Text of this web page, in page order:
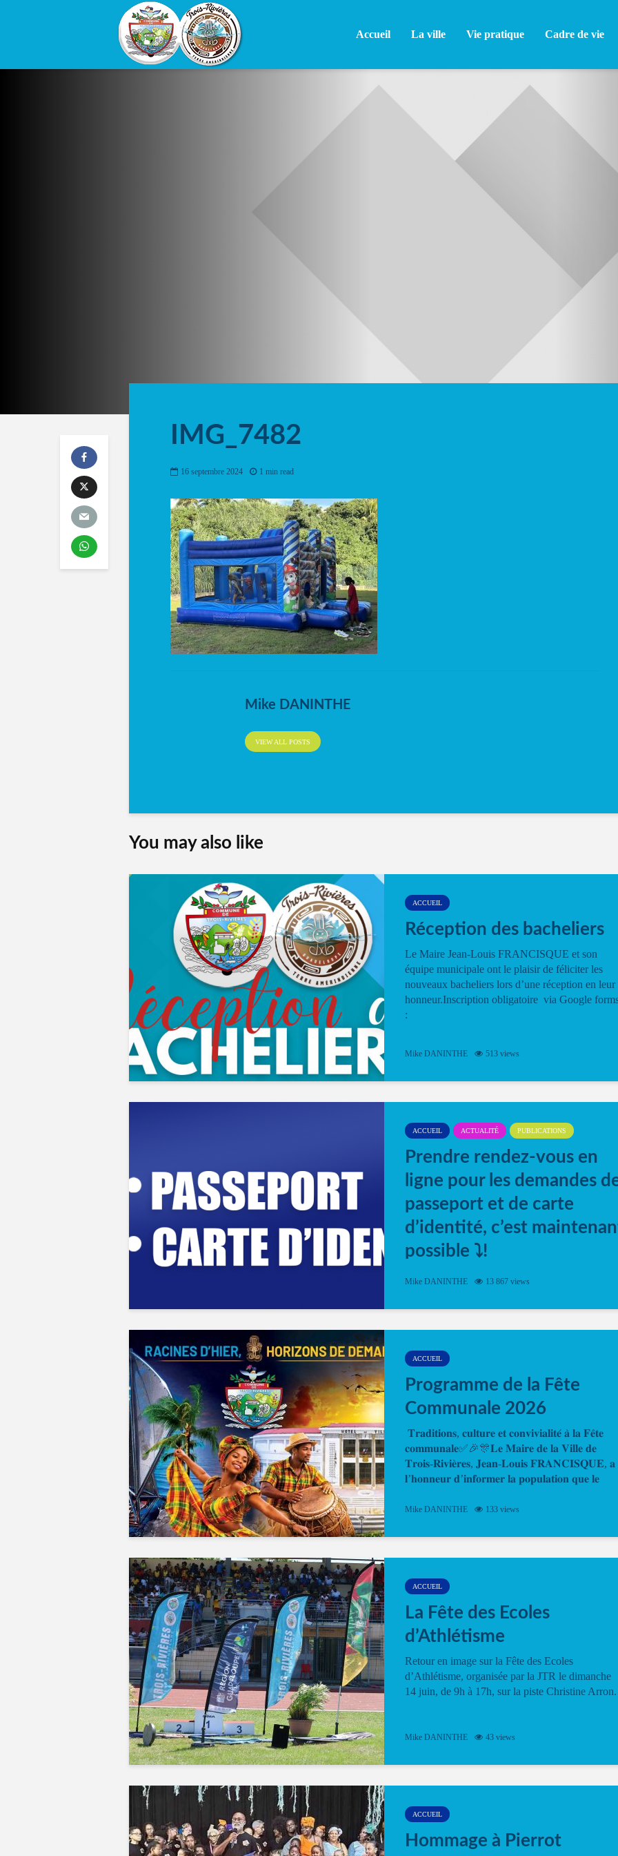
Accueil La ville Vie pratique Cadre de vie
IMG_7482
16 septembre 2024 1 min read
Mike DANINTHE
VIEW ALL POSTS
You may also like
ACCUEIL
Réception des bacheliers
Le Maire Jean-Louis FRANCISQUE et son
équipe municipale ont le plaisir de féliciter les
nouveaux bacheliers lors d’une réception en leur
honneur.Inscription obligatoire via Google
:
Mike DANINTHE 513 views
ACCUEIL ACTUALITÉ PUBLICATIONS
Prendre rendez-vous en
ligne pour les demandes
passeport et de carte
d’identité, c’est
possible ⤵️!
Désormais, il est possible de prendre rendez-vous
Mike DANINTHE 13 867 views
ACCUEIL
Programme de la Fête
Communale 2026
𝐓𝐫𝐚𝐝𝐢𝐭𝐢𝐨𝐧𝐬, 𝐜𝐮𝐥𝐭𝐮𝐫𝐞 𝐞𝐭 𝐜𝐨𝐧𝐯𝐢𝐯𝐢𝐚𝐥𝐢𝐭𝐞́ 𝐚̀ 𝐥𝐚 𝐅𝐞̂𝐭𝐞
𝐜𝐨𝐦𝐦𝐮𝐧𝐚𝐥𝐞✅🎉🎊𝐋𝐞 𝐌𝐚𝐢𝐫𝐞 𝐝𝐞 𝐥𝐚 𝐕𝐢𝐥𝐥𝐞 𝐝𝐞
𝐓𝐫𝐨𝐢𝐬-𝐑𝐢𝐯𝐢𝐞̀𝐫𝐞𝐬, 𝐉𝐞𝐚𝐧-𝐋𝐨𝐮𝐢𝐬 𝐅𝐑𝐀𝐍𝐂𝐈𝐒𝐐𝐔𝐄, 𝐚
𝐥’𝐡𝐨𝐧𝐧𝐞𝐮𝐫 𝐝’𝐢𝐧𝐟𝐨𝐫𝐦𝐞𝐫 𝐥𝐚 𝐩𝐨𝐩𝐮𝐥𝐚𝐭𝐢𝐨𝐧 𝐪𝐮𝐞 𝐥𝐞
Mike DANINTHE 133 views
ACCUEIL
La Fête des Ecoles
d’Athlétisme
Retour en image sur la Fête des Ecoles
d’Athlétisme, organisée par la JTR le dimanche
14 juin, de 9h à 17h, sur la piste Christine Arron.
Mike DANINTHE 43 views
ACCUEIL
Hommage à Pierrot